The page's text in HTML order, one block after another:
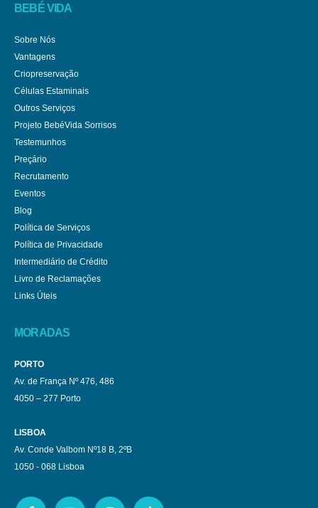
BEBÉ VIDA
Sobre Nós
Vantagens
Criopreservação
Células Estaminais
Outros Serviços
Projeto BebéVida Sorrisos
Testemunhos
Preçário
Recrutamento
Eventos
Blog
Política de Serviços
Política de Privacidade
Intermediário de Crédito
Livro de Reclamações
Links Úteis
MORADAS
PORTO
Av. de França Nº 476, 486
4050 – 277 Porto
LISBOA
Av. Conde Valbom Nº18 B, 2ºB
1050 - 068 Lisboa